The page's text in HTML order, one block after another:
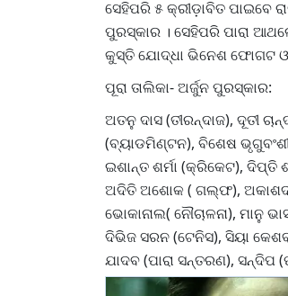
ସେହିପରି ୫ କ୍ରୀଡ଼ାବିତ ପାଇବେ
ପୁରସ୍କାର । ସେହିପରି ପାରା
କୁସ୍ତି ଯୋଦ୍ଧା ଭିନେଶ ଫୋଗଟ ଓ
ପୂରା ତାଲିକା- ଅର୍ଜୁନ ପୁରସ୍କାର:
ଅତନୁ ଦାସ (ତୀରନ୍ଦାଜ), ଦୂତୀ
(ବ୍ୟାଡମିଣ୍ଟନ), ବିଶେଷ
ଇଶାନ୍ତ ଶର୍ମା (କ୍ରିକେଟ),
ଅଦିତି ଅଶୋକ ( ଗଲ୍ଫ),
ଭୋକାନାଲ( ନୌଚାଳନା), ମାନୁ
ଦିଭିଜ ସରନ (ଟେନିସ), ସିୟା
ଯାଦବ (ପାରା ସନ୍ତରଣ), ସନ୍ଦିପ